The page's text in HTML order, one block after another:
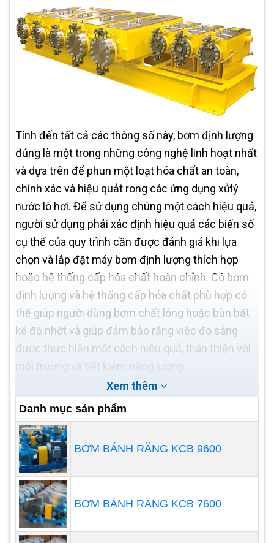
Tính đến tất cả các thông số này, bơm định lượng
đúng là một trong những công nghệ linh hoạt nhất
và dựa trên để phun một loạt hóa chất an toàn,
chính xác và hiệu quảt rong các ứng dụng xửlý
nước lò hơi. Để sử dụng chúng một cách hiệu quả,
người sử dụng phải xác định hiệu quả các biến số
cụ thể của quy trình cần được đánh giá khi lựa
chọn và lắp đặt máy bơm định lượng thích hợp
hoặc hệ thống cấp hóa chất hoàn chỉnh. Có bơm
định lượng và hệ thống cấp hóa chất phù hợp có
thể giúp người dùng bơm chất lỏng hoặc bùn bất
kể độ nhớt và giúp đảm bảo rằng việc đo sáng
được thực hiện một cách hiệu quả, thân thiện với
Xem thêm
Danh mục sản phẩm
BƠM BÁNH RĂNG KCB 9600
BƠM BÁNH RĂNG KCB 7600